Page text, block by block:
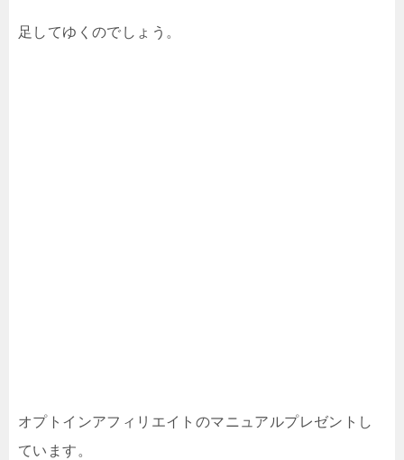
足してゆくのでしょう。
オプトインアフィリエイトのマニュアルプレゼントし
ています。